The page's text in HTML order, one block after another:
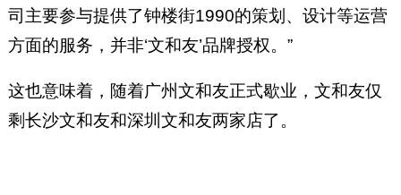
司主要参与提供了钟楼街1990的策划、设计等运营
方面的服务，并非‘文和友’品牌授权。”
这也意味着，随着广州文和友正式歇业，文和友仅
剩长沙文和友和深圳文和友两家店了。